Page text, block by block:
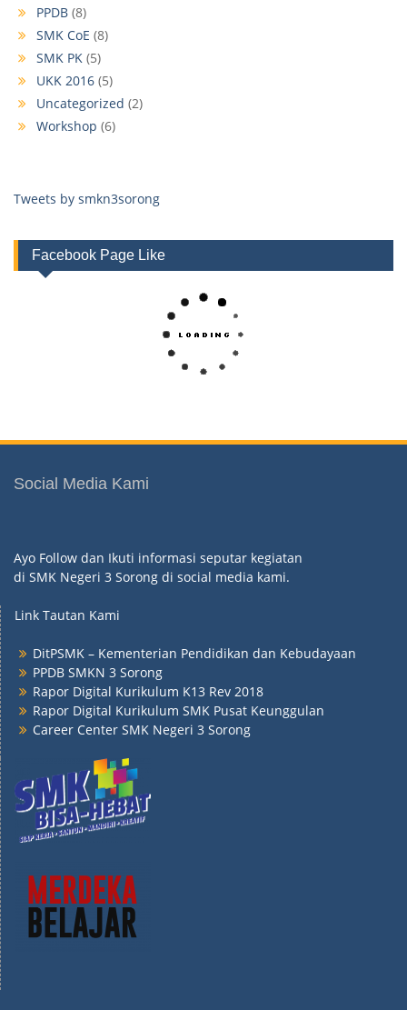
PPDB (8)
SMK CoE (8)
SMK PK (5)
UKK 2016 (5)
Uncategorized (2)
Workshop (6)
Tweets by smkn3sorong
Facebook Page Like
Social Media Kami
Ayo Follow dan Ikuti informasi seputar kegiatan
di SMK Negeri 3 Sorong di social media kami.
Link Tautan Kami
DitPSMK – Kementerian Pendidikan dan Kebudayaan
PPDB SMKN 3 Sorong
Rapor Digital Kurikulum K13 Rev 2018
Rapor Digital Kurikulum SMK Pusat Keunggulan
Career Center SMK Negeri 3 Sorong